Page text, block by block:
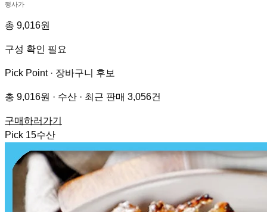
행사가
총 9,016원
구성 확인 필요
Pick Point · 장바구니 후보
총 9,016원 · 수산 · 최근 판매 3,056건
구매하러가기
Pick 15수산